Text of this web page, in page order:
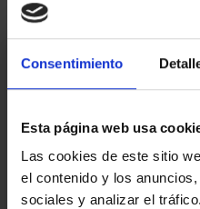
Consentimiento
Esta página web usa
Las cookies de este sitio
el contenido y los
sociales y analizar el
Estoy
*Campos requeridos
Nombre
Teléfono